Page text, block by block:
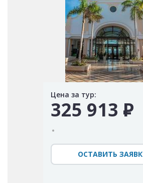
Цена за тур:
325 913 Р
ОСТАВИТЬ